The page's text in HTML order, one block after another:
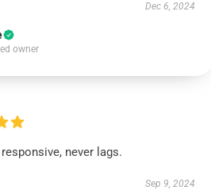
Dec 6, 2024
owner
never lags.
Sep 9, 2024